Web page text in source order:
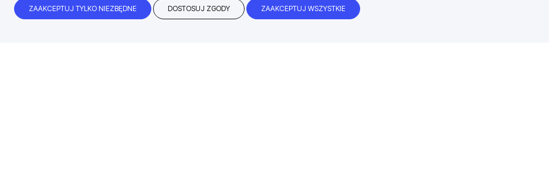
ZAAKCEPTUJ TYLKO NIEZBĘDNE DOSTOSUJ ZGODY ZAAKCEPTUJ WSZYSTKIE